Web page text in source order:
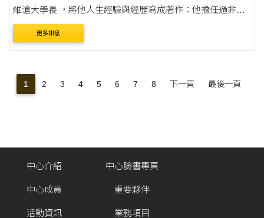
維滄大學長 ，將他人生經驗與經歷寫成著作：他擔任過非常
多不同的角色，曾是感性文學哲學的文藝青年，同時也是理
性商場企業家，更是跨域成為....
更多訊息
1 2 3 4 5 6 7 8 下一頁 最後一頁
中心介紹
中心成員
活動資訊
中心臉書專頁
重要夥伴
業務項目